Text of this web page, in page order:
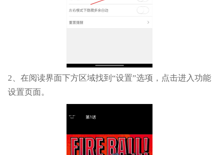
2、在阅读界面下方区域找到“设置”选项，点击进入功能
设置页面。